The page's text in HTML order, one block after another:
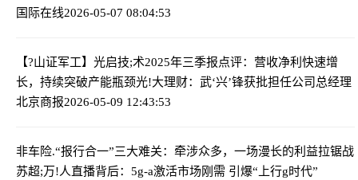
国际在线2026-05-07 08:04:53
【?山证军工】光启技;术2025年三季报点评：营收净利快速增
长，持续突破产能瓶颈光!大理财：武‘兴’锋获批担任公司总经理
北京商报2026-05-09 12:43:53
非车险.“报行合一”三大难关：牵涉众多，一场漫长的利益拉锯战
苏超;万!人直播背后：5g-a激活市场刚需 引爆“上行g时代”